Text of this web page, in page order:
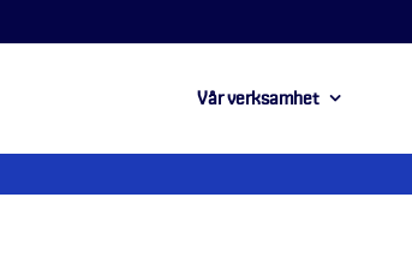
Vår verksamhet